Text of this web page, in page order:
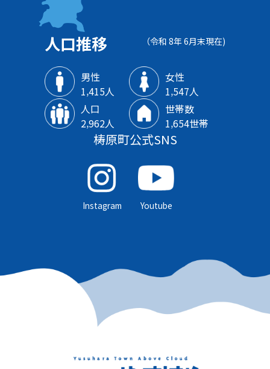
人口推移 （令和 8年 6月末現在)
男性
1‚415人
女性
1‚547人
人口
2‚962人
世帯数
1‚654世帯
梼原町公式SNS
Instagram Youtube